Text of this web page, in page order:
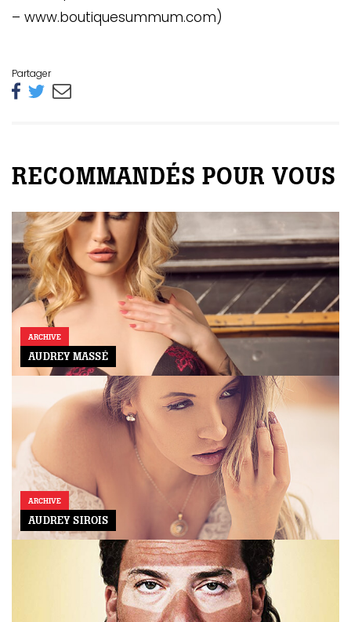
– www.boutiquesummum.com)
Partager
RECOMMANDÉS POUR VOUS
ARCHIVE
AUDREY MASSÉ
ARCHIVE
AUDREY SIROIS